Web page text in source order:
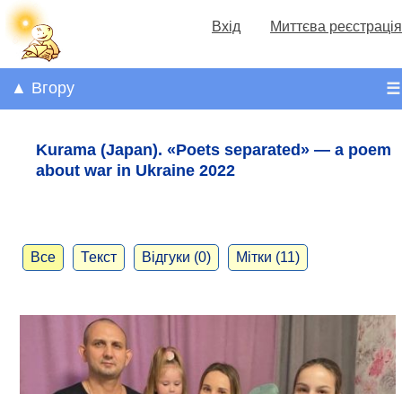
Вхід Миттєва реєстрація
☰
▲ Вгору
Kurama (Japan). «Poets separated» — a poem
about war in Ukraine 2022
Все Текст Відгуки (0) Мітки (11)